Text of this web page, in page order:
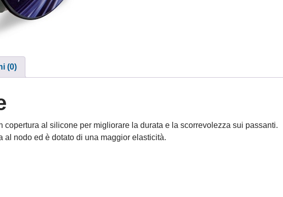
(0)
copertura al silicone per migliorare la durata e la scorrevolezza sui passanti.
al nodo ed è dotato di una maggior elasticità.